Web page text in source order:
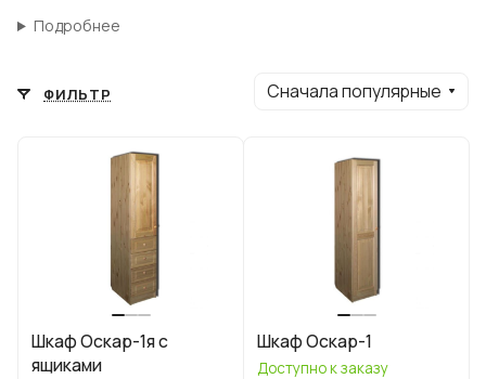
Подробнее
ФИЛЬТР Сначала популярные
Шкаф Оскар-1я с
ящиками
Шкаф Оскар-1
Доступно к заказу